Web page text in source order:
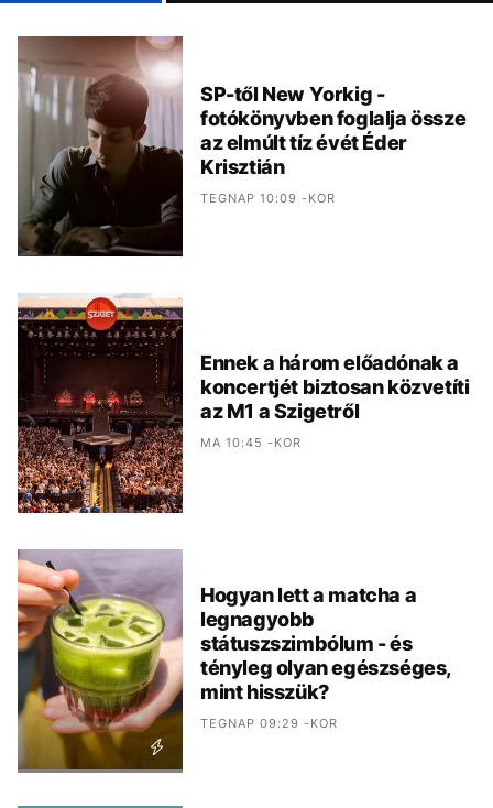
SP-től New Yorkig -
fotókönyvben foglalja össze
az elmúlt tíz évét Éder
Krisztián
TEGNAP 10:09 -KOR
Ennek a három előadónak a
koncertjét biztosan közvetíti
az M1 a Szigetről
MA 10:45 -KOR
Hogyan lett a matcha a
legnagyobb
státuszszimbólum - és
tényleg olyan egészséges,
mint hisszük?
TEGNAP 09:29 -KOR